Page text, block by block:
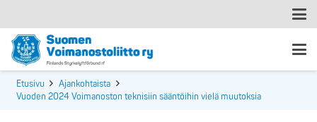
Etusivu
Ajankohtaista
Vuoden 2024 Voimanoston teknisiin sääntöihin vielä muutoksia